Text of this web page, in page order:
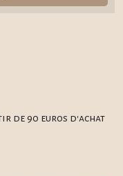
de 90 euros d'achat